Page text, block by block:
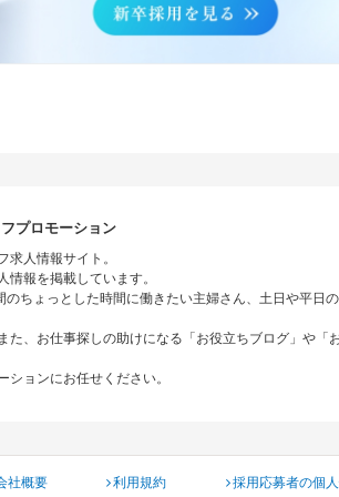
プロモーション
人情報サイト。
報を掲載しています。
ちょっとした時間に働きたい主婦さん、土日や平日
、お仕事探しの助けになる「お役立ちブログ」や「
ョンにお任せください。
社概要 利用規約 採用応募者の個